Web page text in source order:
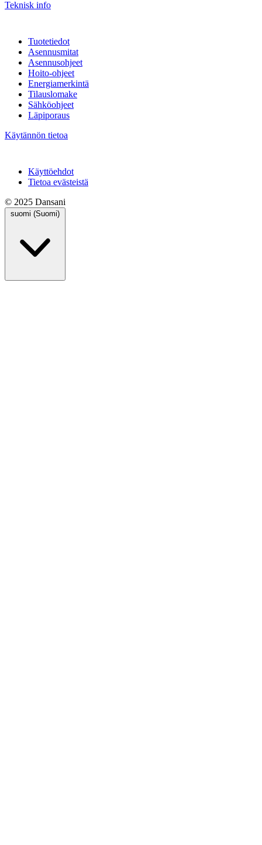
Teknisk info
Tuotetiedot
Asennusmitat
Asennusohjeet
Hoito-ohjeet
Energiamerkintä
Tilauslomake
Sähköohjeet
Läpiporaus
Käytännön tietoa
Käyttöehdot
Tietoa evästeistä
© 2025 Dansani
suomi (Suomi)